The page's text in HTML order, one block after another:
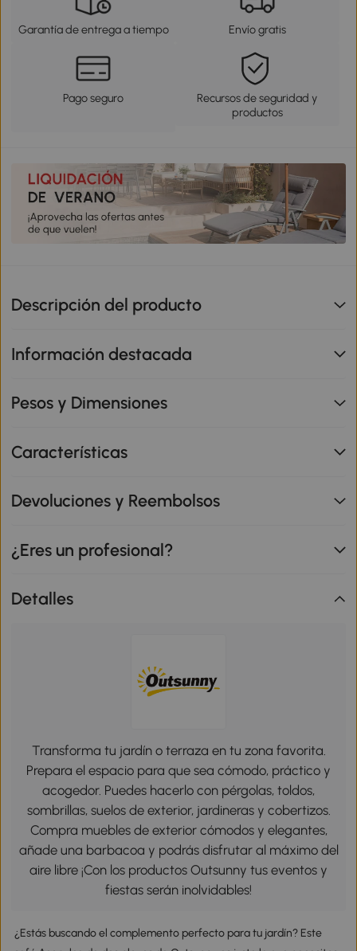
Garantía de entrega a tiempo Envío gratis
Pago seguro
Recursos de seguridad y
productos
Descripción del producto
Información destacada
Pesos y Dimensiones
Características
Devoluciones y Reembolsos
¿Eres un profesional?
Detalles
Transforma tu jardín o terraza en tu zona favorita.
Prepara el espacio para que sea cómodo, práctico y
acogedor. Puedes hacerlo con pérgolas, toldos,
sombrillas, suelos de exterior, jardineras y cobertizos.
Compra muebles de exterior cómodos y elegantes,
añade una barbacoa y podrás disfrutar al máximo del
aire libre ¡Con los productos Outsunny tus eventos y
fiestas serán inolvidables!
¿Estás buscando el complemento perfecto para tu jardín? Este